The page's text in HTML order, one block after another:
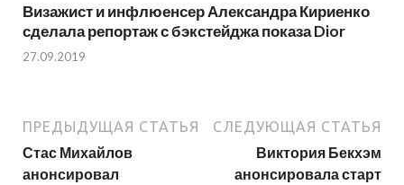
Визажист и инфлюенсер Александра Кириенко
сделала репортаж с бэкстейджа показа Dior
27.09.2019
ПРЕДЫДУЩАЯ СТАТЬЯ
Стас Михайлов
анонсировал
СЛЕДУЮЩАЯ СТАТЬЯ
Виктория Бекхэм
анонсировала старт